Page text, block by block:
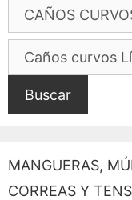
Buscar
MANGUERAS,
CORREAS Y